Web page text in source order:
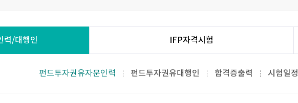
력/대행인 IFP자격시험
펀드투자권유자문인력 펀드투자권유대행인 합격증출력 시험일정